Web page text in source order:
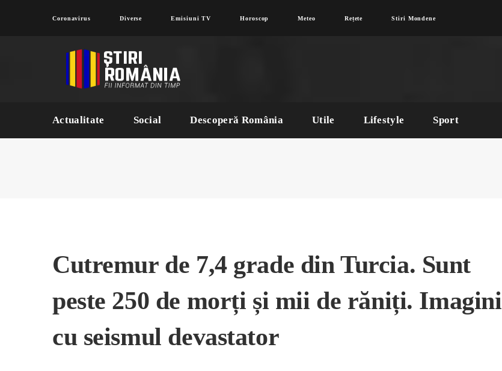
Coronavirus Diverse Emisiuni TV Horoscop Meteo Rețete Stiri Mondene
Actualitate Social Descoperă România Utile Lifestyle Sport
Cutremur de 7,4 grade din Turcia. Sunt
peste 250 de morți și mii de răniți. Imagini
cu seismul devastator